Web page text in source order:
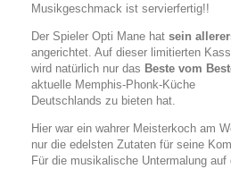
Musikgeschmack ist servierfertig!!
Der Spieler Opti Mane hat sein
angerichtet. Auf dieser limitierten
wird natürlich nur das Beste vom
aktuelle Memphis-Phonk-Küche
Deutschlands zu bieten hat.
Hier war ein wahrer Meisterkoch am
nur die edelsten Zutaten für seine
Für die musikalische Untermalung auf